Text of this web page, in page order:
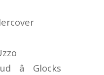
â Glocks